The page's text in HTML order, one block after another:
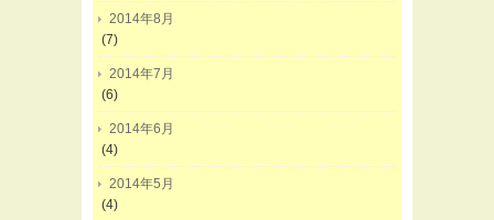
2014年8月
(7)
2014年7月
(6)
2014年6月
(4)
2014年5月
(4)